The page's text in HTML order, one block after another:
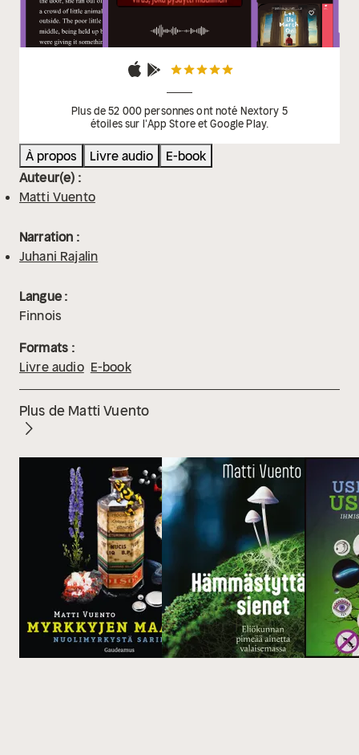
Plus de 52 000 personnes ont noté Nextory 5
étoiles sur l'App Store et Google Play.
À propos Livre audio
E-book
Auteur(e) :
Matti Vuento
Narration :
Juhani Rajalin
Langue :
Finnois
Formats :
Livre audio E-book
Plus de Matti Vuento